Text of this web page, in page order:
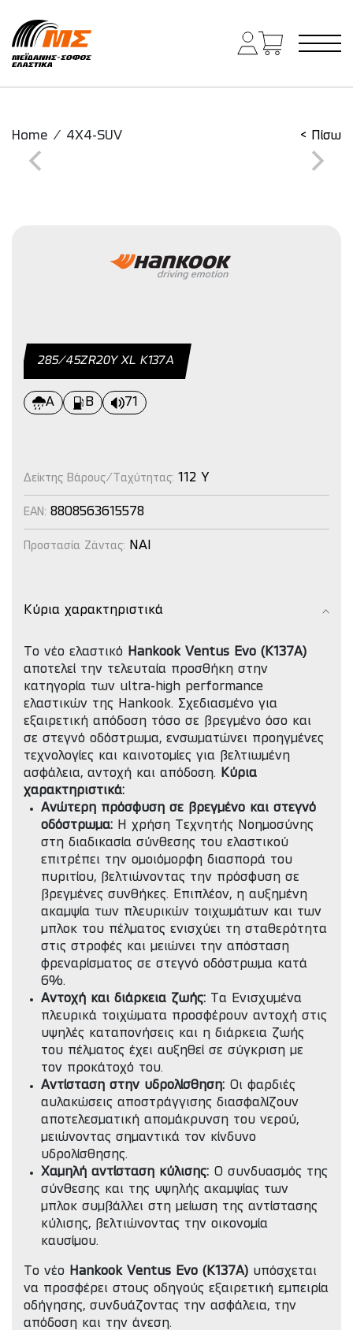
Main Navigation
Home / 4X4-SUV < Πίσω
285/45ΖR20Y XL K137A
A B 71
Δείκτης Βάρους/Ταχύτητας: 112 Y
EAN: 8808563615578
Προστασία Ζάντας: NAI
Κύρια χαρακτηριστικά
Το νέο ελαστικό
Hankook Ventus Evo (K137A)
αποτελεί την τελευταία προσθήκη στην
κατηγορία των ultra-high performance
ελαστικών της Hankook. Σχεδιασμένο για
εξαιρετική απόδοση τόσο σε βρεγμένο όσο και
σε στεγνό οδόστρωμα, ενσωματώνει προηγμένες
τεχνολογίες και καινοτομίες για βελτιωμένη
ασφάλεια, αντοχή και απόδοση.
Κύρια
χαρακτηριστικά:
Ανώτερη πρόσφυση σε βρεγμένο και στεγνό
οδόστρωμα: Η χρήση Τεχνητής Νοημοσύνης
στη διαδικασία σύνθεσης του ελαστικού
επιτρέπει την ομοιόμορφη διασπορά του
πυριτίου, βελτιώνοντας την πρόσφυση σε
βρεγμένες συνθήκες. Επιπλέον, η αυξημένη
ακαμψία των πλευρικών τοιχωμάτων και των
μπλοκ του πέλματος ενισχύει τη σταθερότητα
στις στροφές και μειώνει την απόσταση
φρεναρίσματος σε στεγνό οδόστρωμα κατά
6%.
Αντοχή και διάρκεια ζωής:
Τα Ενισχυμένα
πλευρικά τοιχώματα προσφέρουν αντοχή στις
υψηλές καταπονήσεις και η διάρκεια ζωής
του πέλματος έχει αυξηθεί σε σύγκριση με
τον προκάτοχό του.
Αντίσταση στην υδρολίσθηση: Οι φαρδιές
αυλακώσεις αποστράγγισης διασφαλίζουν
αποτελεσματική απομάκρυνση του νερού,
μειώνοντας σημαντικά τον κίνδυνο
υδρολίσθησης.
Χαμηλή αντίσταση κύλισης: Ο συνδυασμός της
σύνθεσης και της υψηλής ακαμψίας των
μπλοκ συμβάλλει στη μείωση της αντίστασης
κύλισης, βελτιώνοντας την οικονομία
καυσίμου.
Το νέο Hankook Ventus Evo (K137A) υπόσχεται
να προσφέρει στους οδηγούς εξαιρετική εμπειρία
οδήγησης, συνδυάζοντας την ασφάλεια, την
απόδοση και την άνεση.